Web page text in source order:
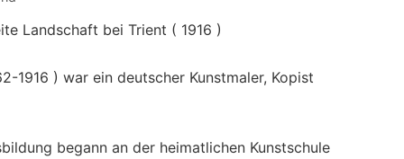
Landschaft bei Trient ( 1916 )
1916 ) war ein deutscher Kunstmaler, Kopist
begann an der heimatlichen Kunstschule